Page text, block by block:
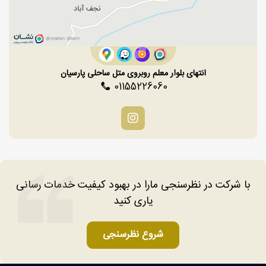
انتهای بلوار معلم روبروی متل ساحلی پارسیان
01155226060
با شرکت در نظرسنجی مارا در بهبود کیفیت خدمات رسانی
یاری کنید
شروع نظرسنجی